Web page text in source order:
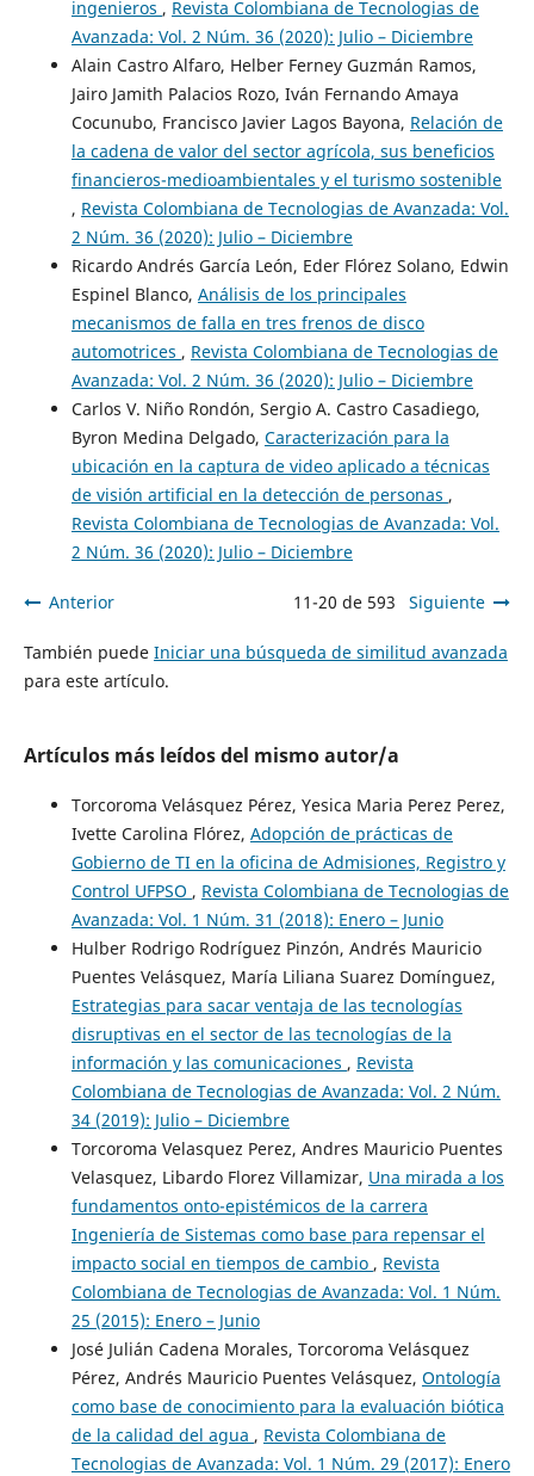
ingenieros , Revista Colombiana de Tecnologias de
Avanzada: Vol. 2 Núm. 36 (2020): Julio – Diciembre
Alain Castro Alfaro, Helber Ferney Guzmán Ramos,
Jairo Jamith Palacios Rozo, Iván Fernando Amaya
Cocunubo, Francisco Javier Lagos Bayona, Relación de
la cadena de valor del sector agrícola, sus beneficios
financieros-medioambientales y el turismo sostenible
, Revista Colombiana de Tecnologias de Avanzada: Vol.
2 Núm. 36 (2020): Julio – Diciembre
Ricardo Andrés García León, Eder Flórez Solano, Edwin
Espinel Blanco, Análisis de los principales
mecanismos de falla en tres frenos de disco
automotrices , Revista Colombiana de Tecnologias de
Avanzada: Vol. 2 Núm. 36 (2020): Julio – Diciembre
Carlos V. Niño Rondón, Sergio A. Castro Casadiego,
Byron Medina Delgado, Caracterización para la
ubicación en la captura de video aplicado a técnicas
de visión artificial en la detección de personas ,
Revista Colombiana de Tecnologias de Avanzada: Vol.
2 Núm. 36 (2020): Julio – Diciembre
Anterior 11-20 de 593 Siguiente
También puede Iniciar una búsqueda de similitud avanzada
para este artículo.
Artículos más leídos del mismo autor/a
Torcoroma Velásquez Pérez, Yesica Maria Perez Perez,
Ivette Carolina Flórez, Adopción de prácticas de
Gobierno de TI en la oficina de Admisiones, Registro y
Control UFPSO , Revista Colombiana de Tecnologias de
Avanzada: Vol. 1 Núm. 31 (2018): Enero – Junio
Hulber Rodrigo Rodríguez Pinzón, Andrés Mauricio
Puentes Velásquez, María Liliana Suarez Domínguez,
Estrategias para sacar ventaja de las tecnologías
disruptivas en el sector de las tecnologías de la
información y las comunicaciones , Revista
Colombiana de Tecnologias de Avanzada: Vol. 2 Núm.
34 (2019): Julio – Diciembre
Torcoroma Velasquez Perez, Andres Mauricio Puentes
Velasquez, Libardo Florez Villamizar, Una mirada a los
fundamentos onto-epistémicos de la carrera
Ingeniería de Sistemas como base para repensar el
impacto social en tiempos de cambio , Revista
Colombiana de Tecnologias de Avanzada: Vol. 1 Núm.
25 (2015): Enero – Junio
José Julián Cadena Morales, Torcoroma Velásquez
Pérez, Andrés Mauricio Puentes Velásquez, Ontología
como base de conocimiento para la evaluación biótica
de la calidad del agua , Revista Colombiana de
Tecnologias de Avanzada: Vol. 1 Núm. 29 (2017): Enero